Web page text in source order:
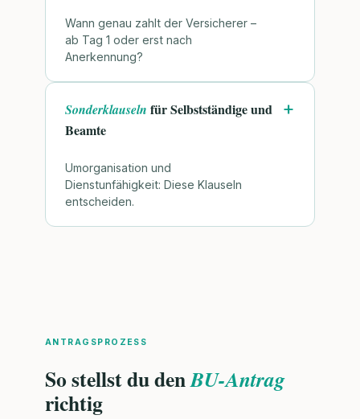
Wann genau zahlt der Versicherer –
ab Tag 1 oder erst nach
Anerkennung?
Sonderklauseln für Selbstständige und
Beamte
Umorganisation und
Dienstunfähigkeit: Diese Klauseln
entscheiden.
ANTRAGSPROZESS
So stellst du denBU-Antrag
richtig